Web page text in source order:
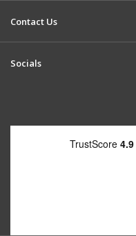
Contact Us
Socials